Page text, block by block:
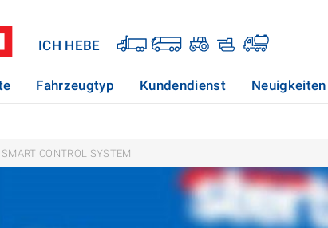
ICH HEBE
Fahrzeugtyp Kundendienst Neuigkeiten
CONTROL SYSTEM